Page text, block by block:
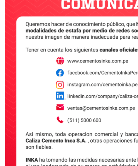
Cemento Inka, llevo acabo el 16
presente año el seminario
del Cemento Anti-Salitre donde
exponente a Mr. Yoichi Kusumi –
Departamento de Calidad de
donde nos comento la
del cemento anti-salitre.
Todo lo que debe saber